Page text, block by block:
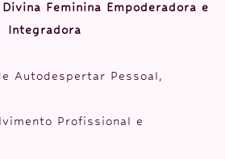
Feminina Empoderadora e
Integradora
Autodespertar Pessoal,
Profissional e